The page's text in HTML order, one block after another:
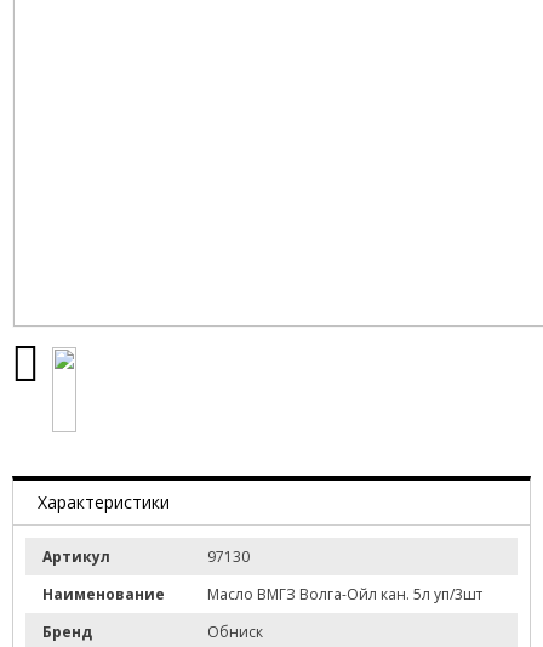
Характеристики
Артикул
97130
Наименование
Масло ВМГЗ Волга-Ойл кан. 5л уп/3шт
Бренд
Обниск